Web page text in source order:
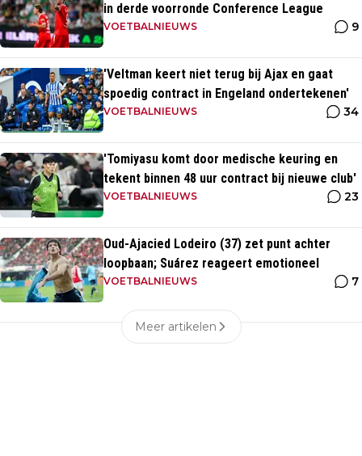
in derde voorronde Conference League
VOETBALNIEUWS 9
'Veltman keert niet terug bij Ajax en gaat
spoedig contract in Engeland ondertekenen'
VOETBALNIEUWS 34
'Tomiyasu komt door medische keuring en
tekent binnen 48 uur contract bij nieuwe club'
VOETBALNIEUWS 23
Oud-Ajacied Lodeiro (37) zet punt achter
loopbaan; Suárez reageert emotioneel
VOETBALNIEUWS 7
Meer artikelen